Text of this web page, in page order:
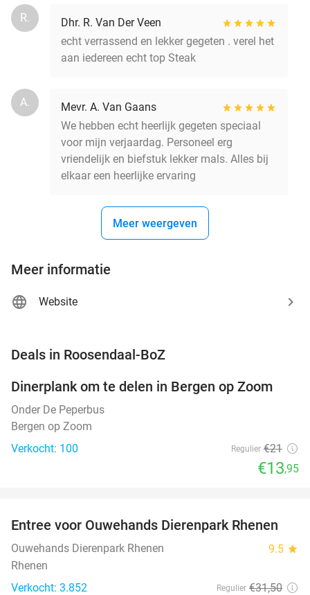
R.
Dhr. R. Van Der Veen
echt verrassend en lekker gegeten . verel het
aan iedereen echt top Steak
A.
Mevr. A. Van Gaans
We hebben echt heerlijk gegeten speciaal
voor mijn verjaardag. Personeel erg
vriendelijk en biefstuk lekker mals. Alles bij
elkaar een heerlijke ervaring
Meer weergeven
Meer informatie
Website
Deals in Roosendaal-BoZ
34%
NEW
TODAY
Dinerplank om te delen in Bergen op Zoom
Onder De Peperbus
Bergen op Zoom
Verkocht: 100
Regulier €21
€13,95
19%
Entree voor Ouwehands Dierenpark Rhenen
Ouwehands Dierenpark Rhenen 9.5 star
Rhenen
Verkocht: 3.852
Regulier €31,50